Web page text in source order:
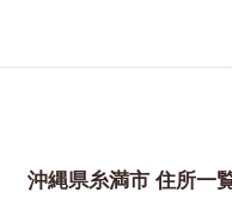
沖縄県糸満市 住所一